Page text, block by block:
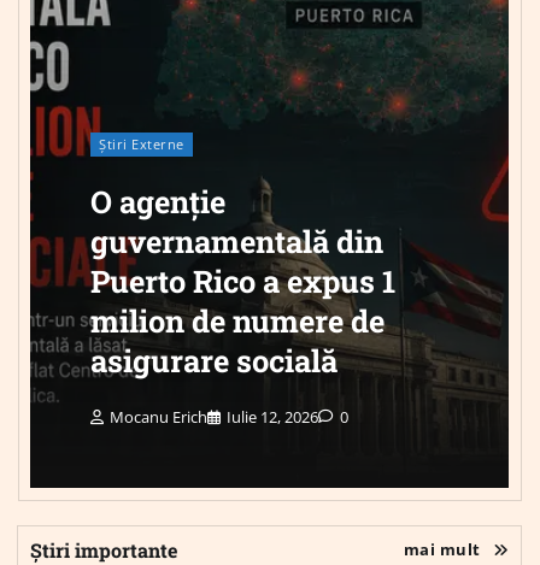
Știri Externe
O agenție
guvernamentală din
Puerto Rico a expus 1
milion de numere de
asigurare socială
Mocanu Erich Iulie 12, 2026 0
Știri importante mai mult